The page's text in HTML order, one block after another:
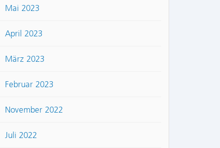
Mai 2023
April 2023
März 2023
Februar 2023
November 2022
Juli 2022